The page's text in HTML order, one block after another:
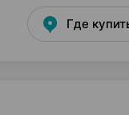
Где